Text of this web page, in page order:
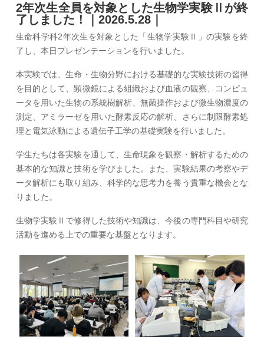
2年次生全員を対象とした生物学実験Ⅱが終
了しました！｜2026.5.28｜
生命科学科2年次生を対象とした「生物学実験Ⅱ」の実験を終
了し、本日プレゼンテーションを行いました。
本実験では、生命・生物分野における基礎的な実験技術の習得
を目的として、顕微鏡による組織および血液の観察、コンピュ
ータを用いた生物の系統樹解析、無菌操作および微生物濃度の
測定、アミラーゼを用いた酵素反応の解析、さらに制限酵素処
理と電気泳動による遺伝子工学の基礎実験を行いました。
学生たちは各実験を通して、生命現象を観察・解析するための
基本的な知識と技術を学びました。また、実験結果の考察やデ
ータ解析にも取り組み、科学的な思考力を養う貴重な機会とな
りました。
生物学実験Ⅱで修得した技術や知識は、今後の専門科目や研究
活動を進める上での重要な基盤となります。